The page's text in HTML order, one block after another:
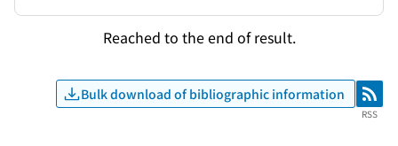
Reached to the end of result.
Bulk download of bibliographic information RSS
RSS